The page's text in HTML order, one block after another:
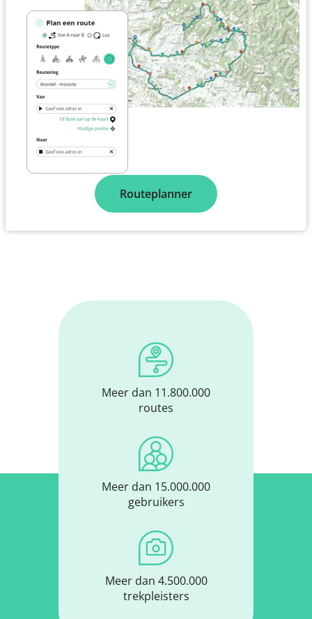
Routeplanner
Meer dan 11.800.000
routes
Meer dan 15.000.000
gebruikers
Meer dan 4.500.000
trekpleisters